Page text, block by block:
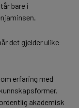
bare i
det gjelder ulike
erfaring med
akademisk